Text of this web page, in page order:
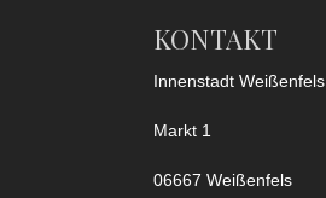
KONTAKT
Innenstadt Weißenfels
Markt 1
06667 Weißenfels